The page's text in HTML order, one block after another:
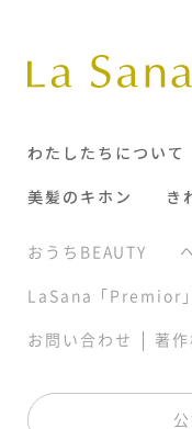
わたしたちについて
美髪のキホン
き
おうちBEAUTY
LaSana「Premior」
お問い合わせ | 著